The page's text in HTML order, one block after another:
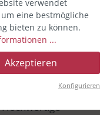
schlichte Form
nur Stil,
Hochwertige
verwendet
um eine bestmögliche
bieten zu können.
...
Akzeptieren
Konfigurieren